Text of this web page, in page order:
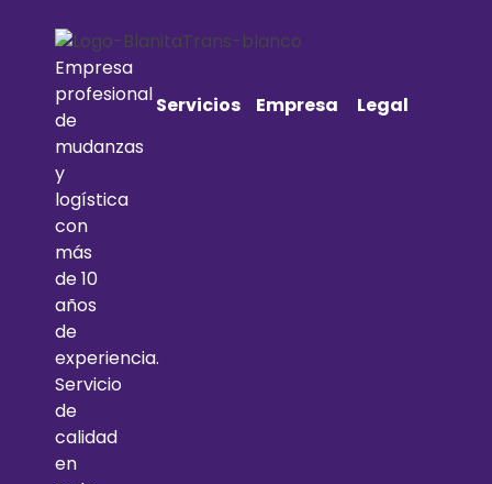
Empresa
profesional
de
mudanzas
y
logística
con
más
de 10
años
de
experiencia.
Servicio
de
calidad
en
Servicios Empresa Legal